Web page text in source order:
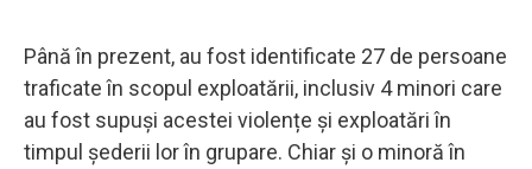
Până în prezent, au fost identificate 27 de persoane
traficate în scopul exploatării, inclusiv 4 minori care
au fost supuși acestei violențe și exploatări în
timpul șederii lor în grupare. Chiar și o minoră în